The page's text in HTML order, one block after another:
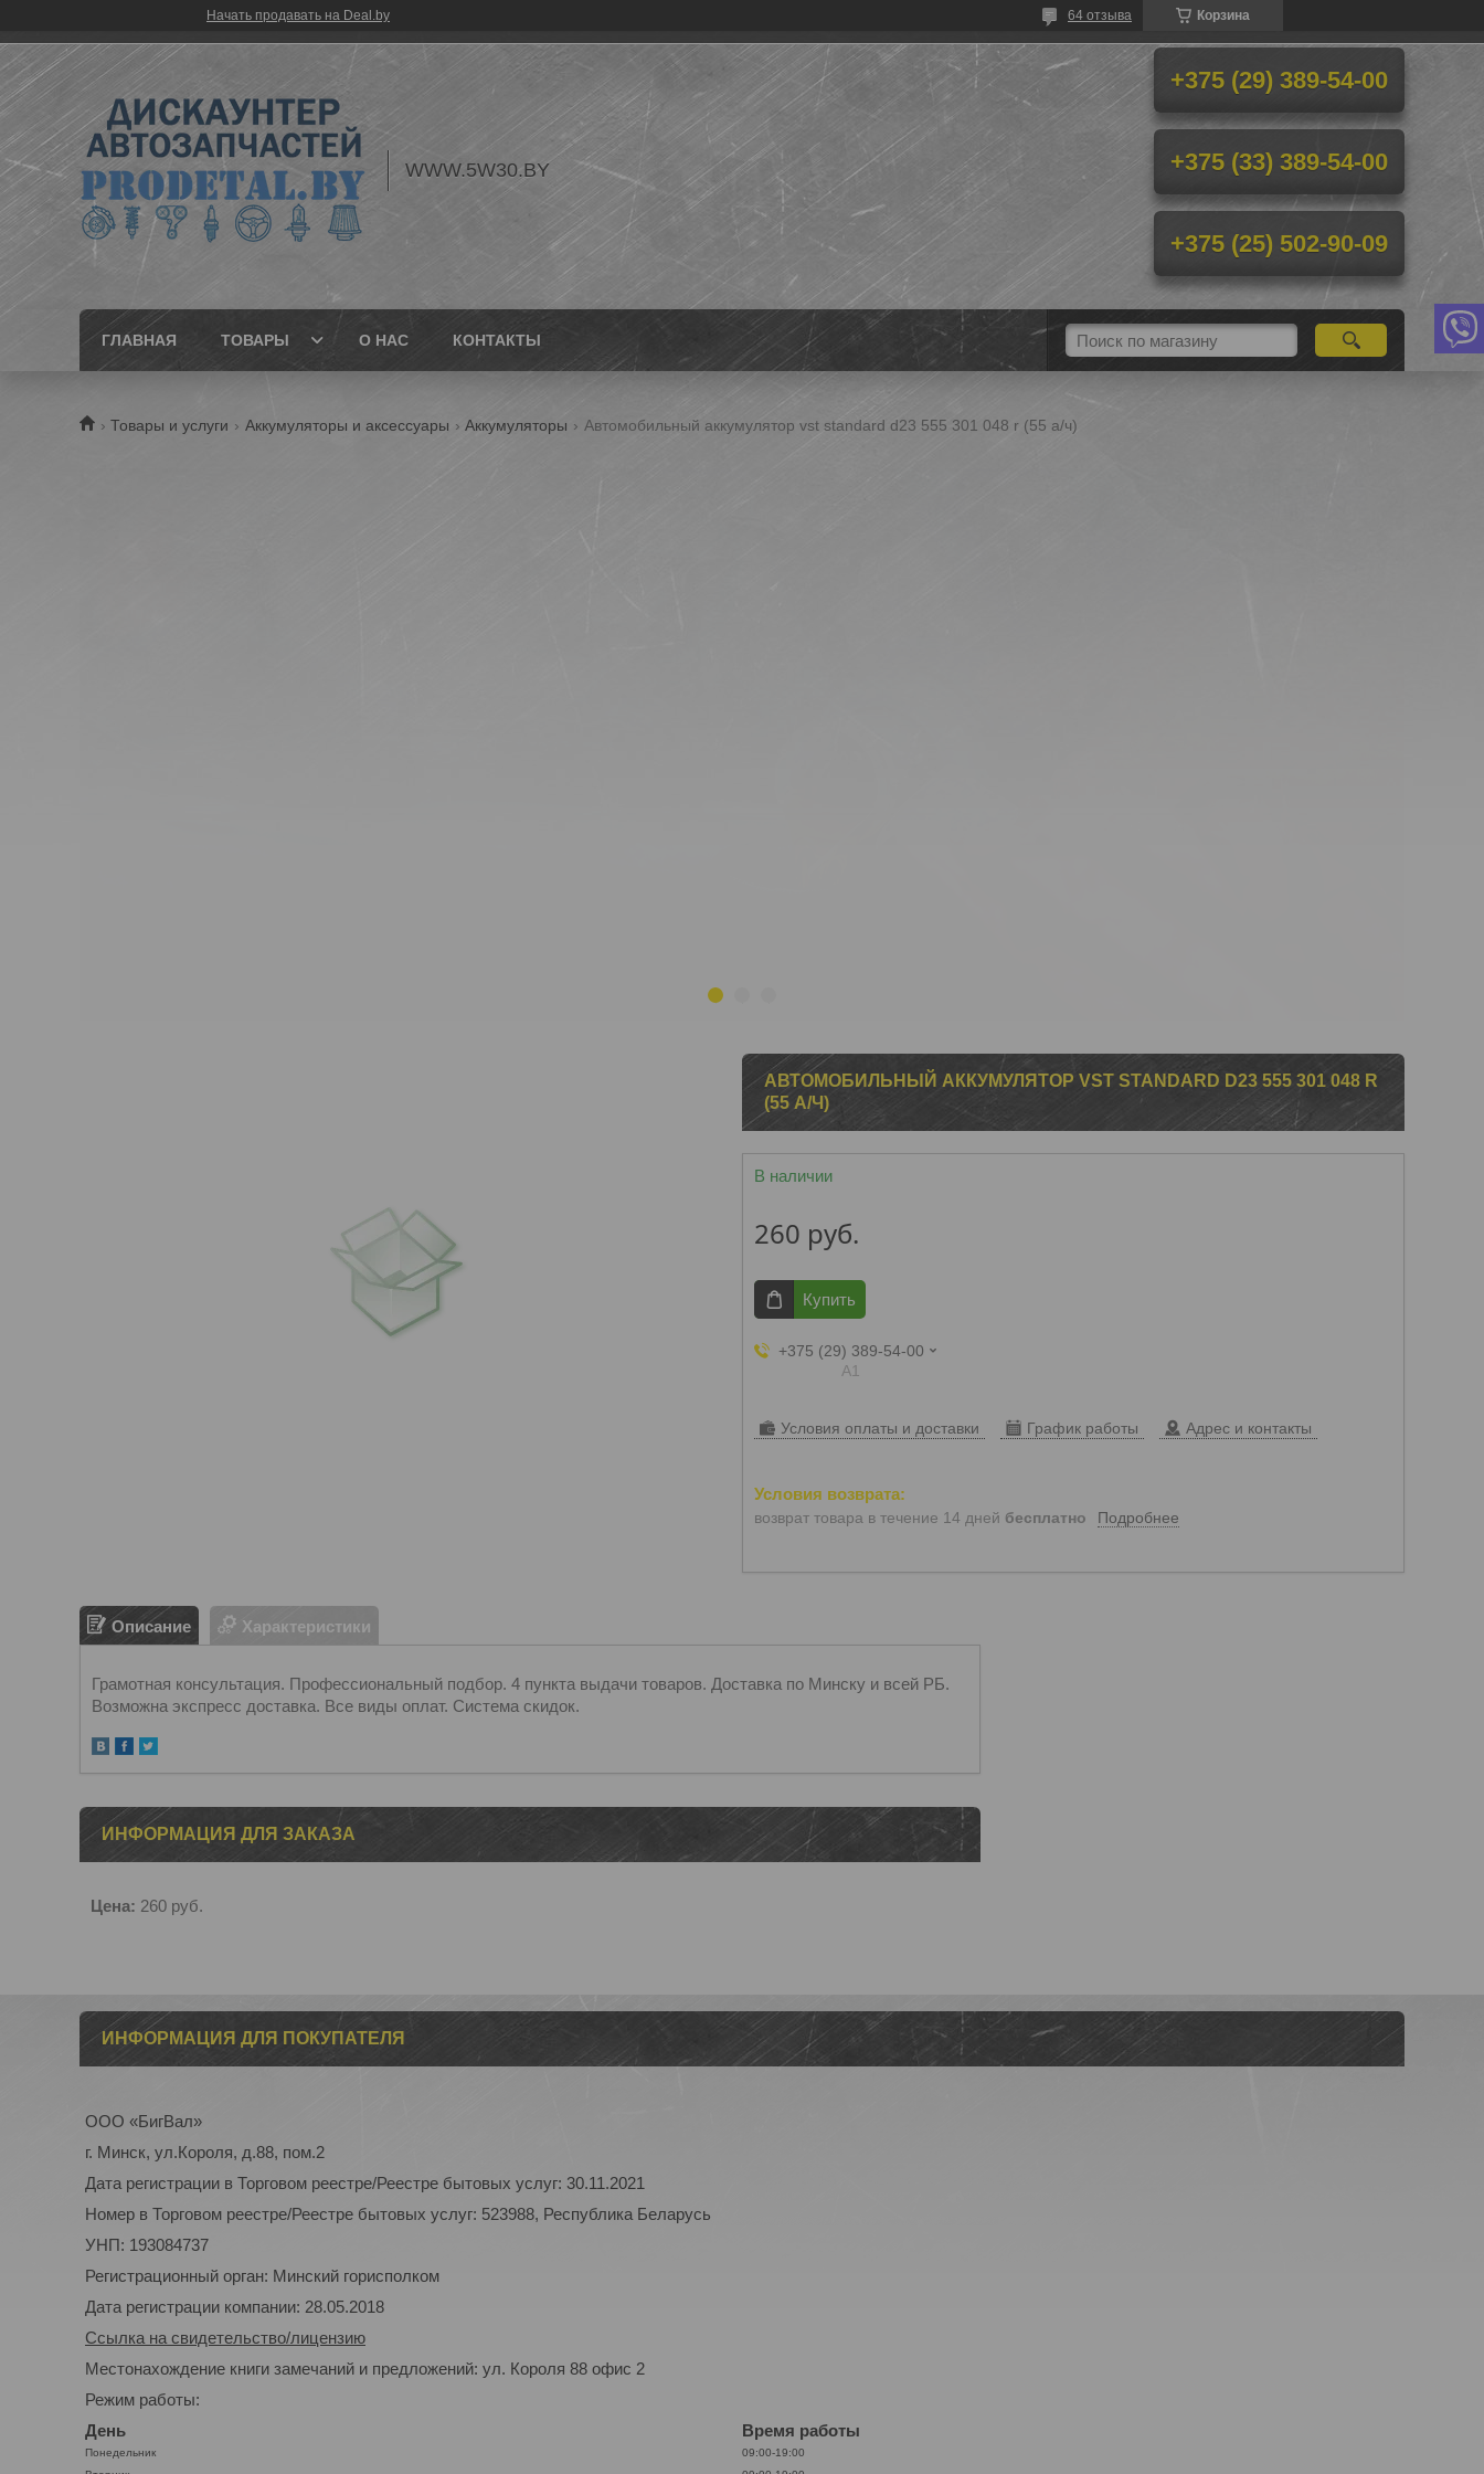
Начать продавать на Deal.by Корзина
64 отзыва
WWW.5W30.BY
+375 (29) 389-54-00
+375 (33) 389-54-00
+375 (25) 502-90-09
ГЛАВНАЯ ТОВАРЫ О НАС КОНТАКТЫ
Товары и услуги Аккумуляторы и аксессуары Аккумуляторы Автомобильный аккумулятор vst standard d23 555 301 048 r (55 а/ч)
АВТОМОБИЛЬНЫЙ АККУМУЛЯТОР VST STANDARD D23 555 301 048 R
(55 А/Ч)
В наличии
260 руб.
Купить
+375 (29) 389-54-00
А1
Условия оплаты и доставки График работы Адрес и контакты
возврат товара в течение 14 дней бесплатно Подробнее
Описание Характеристики
Грамотная консультация. Профессиональный подбор. 4 пункта выдачи товаров. Доставка по Минску и всей РБ.
Возможна экспресс доставка. Все виды оплат. Система скидок.
ИНФОРМАЦИЯ ДЛЯ ЗАКАЗА
Цена: 260 руб.
ИНФОРМАЦИЯ ДЛЯ ПОКУПАТЕЛЯ
ООО «БигВал»
г. Минск, ул.Короля, д.88, пом.2
Дата регистрации в Торговом реестре/Реестре бытовых услуг: 30.11.2021
Номер в Торговом реестре/Реестре бытовых услуг: 523988, Республика Беларусь
УНП: 193084737
Регистрационный орган: Минский горисполком
Дата регистрации компании: 28.05.2018
Ссылка на свидетельство/лицензию
Местонахождение книги замечаний и предложений: ул. Короля 88 офис 2
Режим работы:
День
Время работы
Понедельник
09:00-19:00